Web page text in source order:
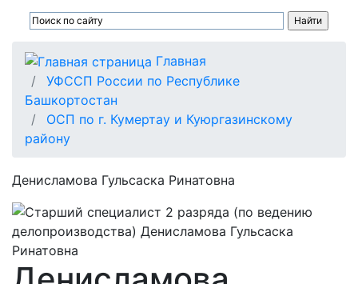
Главная
УФССП России по Республике
Башкортостан
ОСП по г. Кумертау и Куюргазинскому
району
Денисламова Гульсаска Ринатовна